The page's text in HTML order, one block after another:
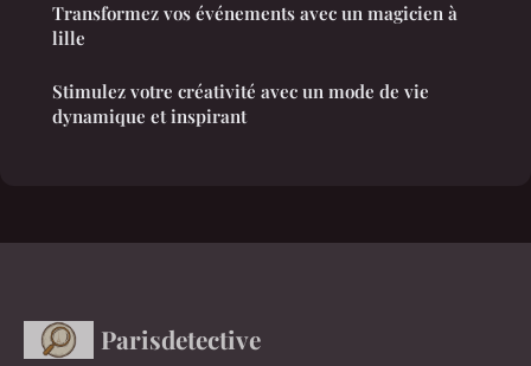
Transformez vos événements avec un magicien à
lille
Stimulez votre créativité avec un mode de vie
dynamique et inspirant
Parisdetective